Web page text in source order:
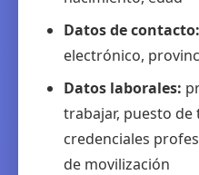
Datos de contacto:
electrónico,
Datos laborales:
trabajar, puesto de
credenciales
de movilización